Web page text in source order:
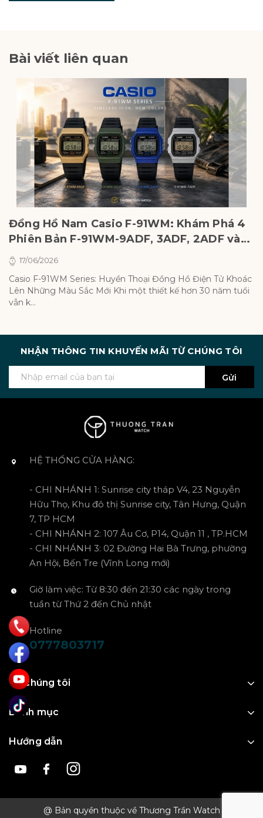
Bài viết liên quan
Đồng Hồ Nam Casio F-91WM: Khám Phá 4
Phiên Bản F-91WM-9ADF, 3ADF, 2ADF và
7ADF
17/06/2026
Casio F-91WM Series: Huyền Thoại Đồng Hồ Điện Tử Khoác
Lên Những Màu Sắc Mới Khi một thiết kế hơn 30 năm tuổi
vẫn k...
NHẬN THÔNG TIN KHUYẾN MÃI TỪ CHÚNG TÔI
Gửi
HỆ THỐNG CỬA HÀNG:
- CHI NHÁNH 1: Sunrise city tháp V4, 23 Nguyễn
Hữu Thọ, Khu đô thị Sunrise city, Tân Hưng, Quận
7, TP HCM
- CHI NHÁNH 2: 107 Âu Cơ, P14, Quận 11 , TP.HCM
- CHI NHÁNH 3: 02 Đường Hai Bà Trưng, phường
An Hội, Bến Tre (Vĩnh Long mới)
Giờ làm việc: Từ 8:30 đến 21:30 các ngày trong
tuần từ Thứ 2 đến Chủ nhật
Hotline
0777803717
Về chúng tôi
Danh mục
Hướng dẫn
@ Bản quyền thuộc về Thương Trần Watch